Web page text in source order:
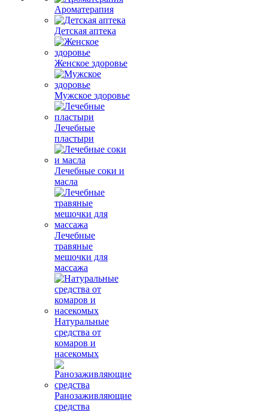
Ароматерапия
Детская аптека
Женское здоровье
Мужское здоровье
Лечебные
пластыри
Лечебные соки и
масла
Лечебные
травяные
мешочки для
массажа
Натуральные
средства от
комаров и
насекомых
Ранозаживляющие
средства